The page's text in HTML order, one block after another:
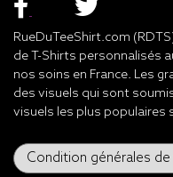
RueDuTeeShirt.com
de T-Shirts personnalisés
nos soins en France. Les
des visuels qui sont
visuels les plus populaires